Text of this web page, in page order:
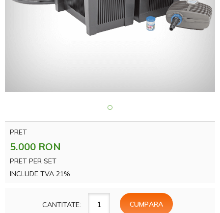
PRET
5.000 RON
PRET PER SET
INCLUDE TVA 21%
CANTITATE: